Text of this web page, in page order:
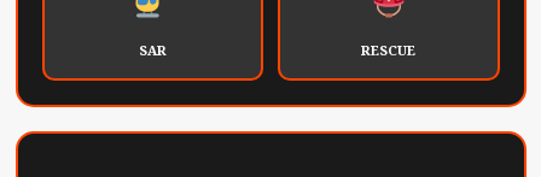
SAR RESCUE